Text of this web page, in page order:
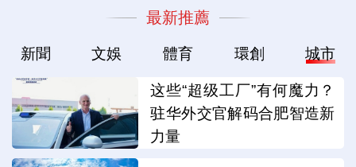
最新推薦
新聞 文娛 體育 環創 城市
这些“超级工厂”有何魔力？
驻华外交官解码合肥智造新
力量